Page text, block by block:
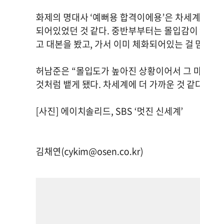
화제의 명대사 ‘예뻐용 합격이에용’은 차
되어있었던 것 같다. 중반부부터는 몰입감
고 대본을 봤고, 가서 이미 체화되어있는 걸
허남준은 “몰입도가 높아진 상황이어서 그
것처럼 뱉게 됐다. 차세계에 더 가까운 것 같
[사진] 에이치솔리드, SBS ‘멋진 신세계’
김채연(cykim@osen.co.kr)